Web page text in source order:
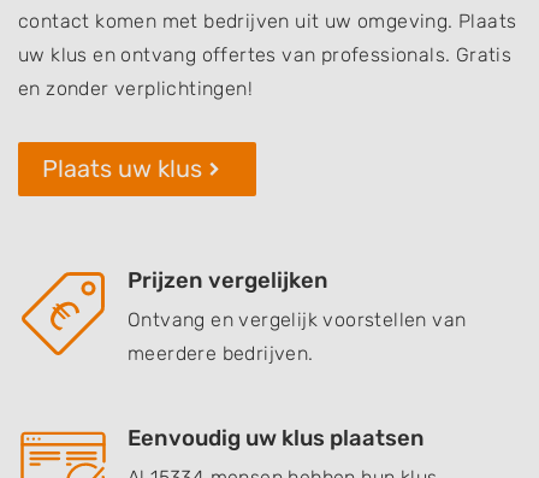
contact komen met bedrijven uit uw omgeving. Plaats
uw klus en ontvang offertes van professionals. Gratis
en zonder verplichtingen!
Plaats uw klus
Prijzen vergelijken
Ontvang en vergelijk voorstellen van
meerdere bedrijven.
Eenvoudig uw klus plaatsen